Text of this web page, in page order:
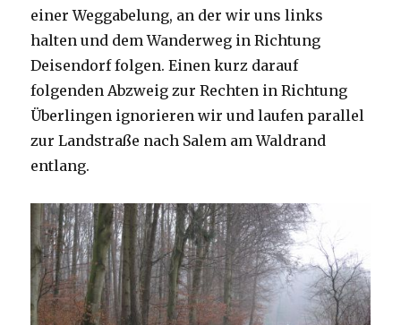
einer Weggabelung, an der wir uns links
halten und dem Wanderweg in Richtung
Deisendorf folgen. Einen kurz darauf
folgenden Abzweig zur Rechten in Richtung
Überlingen ignorieren wir und laufen parallel
zur Landstraße nach Salem am Waldrand
entlang.